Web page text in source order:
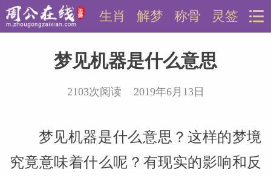
灵签
称骨
解梦
生肖
梦见机器是什么意思
2103次阅读 2019年6月13日
梦见机器是什么意思？这样的梦境
究竟意味着什么呢？有现实的影响和反